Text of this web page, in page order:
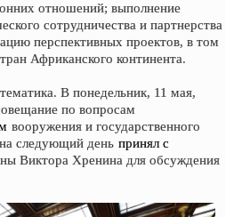
отношений; выполнение
сотрудничества и партнерства
перспективных проектов, в том
Африканского континента.
В понедельник, 11 мая,
по вопросам
вооружения и государственного
следующий день принял с
Виктора Хренина для обсуждения